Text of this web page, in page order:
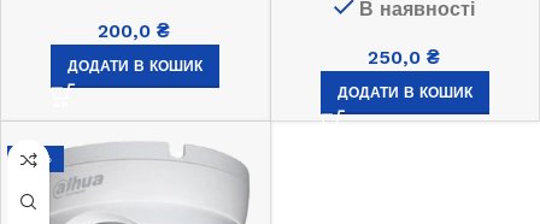
200,0₴
ДОДАТИ В КОШИК
В наявності
250,0 ₴
ДОДАТИ В КОШИК
-14%